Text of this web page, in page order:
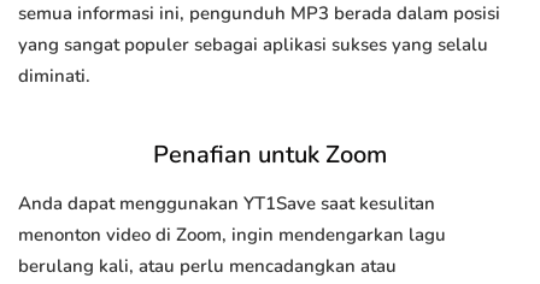
semua informasi ini, pengunduh MP3 berada dalam posisi
yang sangat populer sebagai aplikasi sukses yang selalu
diminati.
Penafian untuk Zoom
Anda dapat menggunakan YT1Save saat kesulitan
menonton video di Zoom, ingin mendengarkan lagu
berulang kali, atau perlu mencadangkan atau